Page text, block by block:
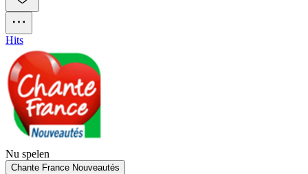
Hits
Nu spelen
Chante France Nouveautés